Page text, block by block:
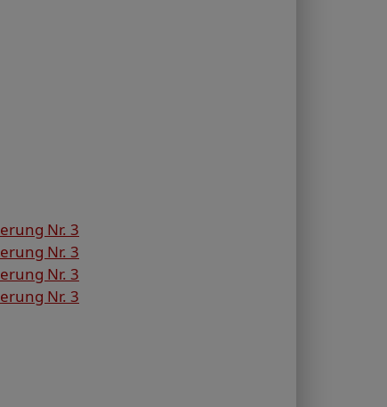
Nr. 3
Nr. 3
Nr. 3
Nr. 3